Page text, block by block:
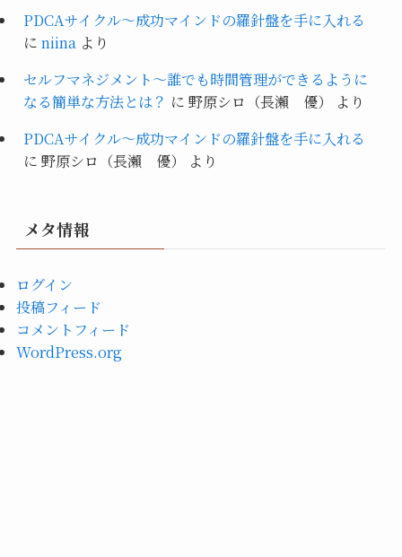
PDCAサイクル～成功マインドの羅針盤を手に入れる
に niinaより
セルフマネジメント～誰でも時間管理ができるように
なる簡単な方法とは？ に 野原シロ（長瀨 優）
より
PDCAサイクル～成功マインドの羅針盤を手に入れる
に 野原シロ（長瀨 優） より
メタ情報
ログイン
投稿フィード
コメントフィード
WordPress.org